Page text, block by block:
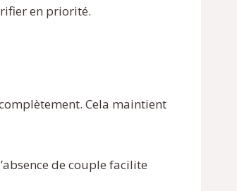
en priorité.
Cela maintient
de couple facilite